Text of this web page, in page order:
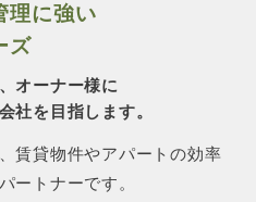
理に強い
ズ
オーナー様に
社を目指します。
賃貸物件やアパートの効率
ートナーです。